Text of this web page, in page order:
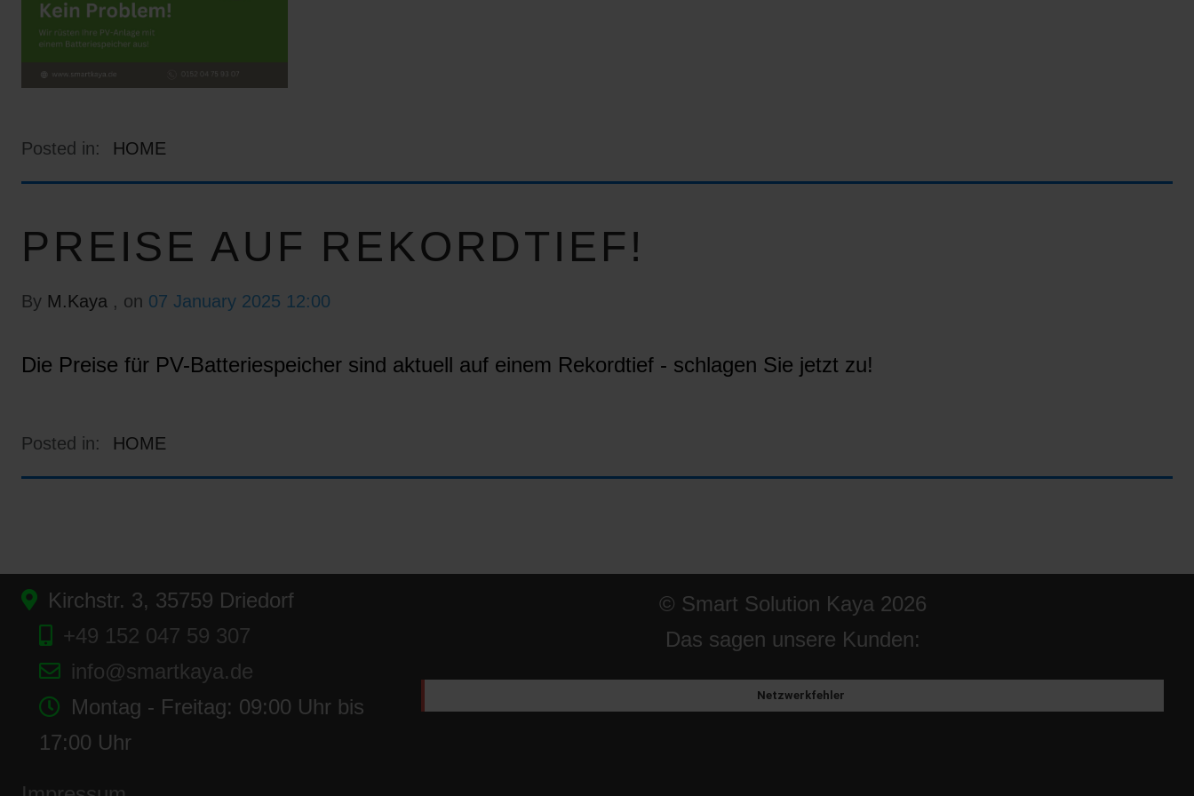
Posted in: HOME
PREISE AUF REKORDTIEF!
By M.Kaya , on 07 January 2025 12:00
Die Preise für PV-Batteriespeicher sind aktuell auf einem Rekordtief - schlagen Sie jetzt zu!
Posted in: HOME
Kirchstr. 3, 35759 Driedorf
+49 152 047 59 307
info@smartkaya.de
Montag - Freitag: 09:00 Uhr bis
17:00 Uhr
© Smart Solution Kaya 2026
Das sagen unsere Kunden:
Netzwerkfehler